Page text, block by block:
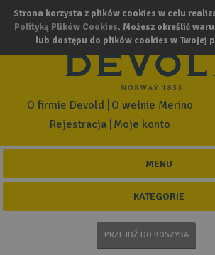
Strona korzysta z plików cookies w celu
Polityką Plików Cookies. Możesz określić
lub dostępu do plików cookies w Twojej
Rejestracja Moje konto
O firmie Devold O wełnie Merino
MENU
KATEGORIE
PRZEJDŹ DO KOSZYKA